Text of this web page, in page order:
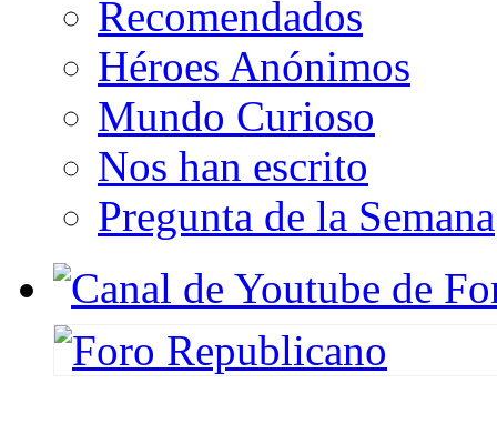
Recomendados
Héroes Anónimos
Mundo Curioso
Nos han escrito
Pregunta de la Semana